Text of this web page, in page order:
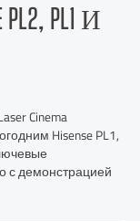
PL1 И
Cinema
Hisense PL1,
с демонстрацией